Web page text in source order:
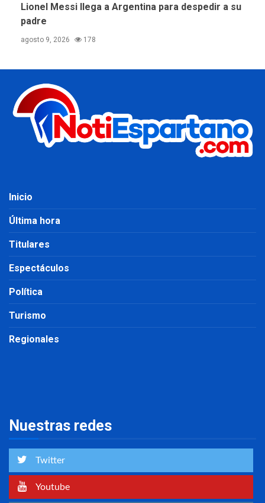
Lionel Messi llega a Argentina para despedir a su
padre
agosto 9, 2026 178
Inicio
Última hora
Titulares
Espectáculos
Política
Turismo
Regionales
Nuestras redes
Twitter
Youtube